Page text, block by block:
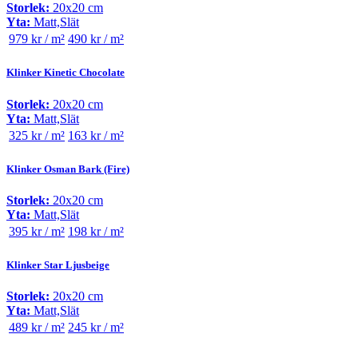
Storlek: 20x20 cm
Yta: Matt,Slät
979 kr / m² 490 kr / m²
Klinker Kinetic Chocolate
Storlek: 20x20 cm
Yta: Matt,Slät
325 kr / m² 163 kr / m²
Klinker Osman Bark (Fire)
Storlek: 20x20 cm
Yta: Matt,Slät
395 kr / m² 198 kr / m²
Klinker Star Ljusbeige
Storlek: 20x20 cm
Yta: Matt,Slät
489 kr / m² 245 kr / m²